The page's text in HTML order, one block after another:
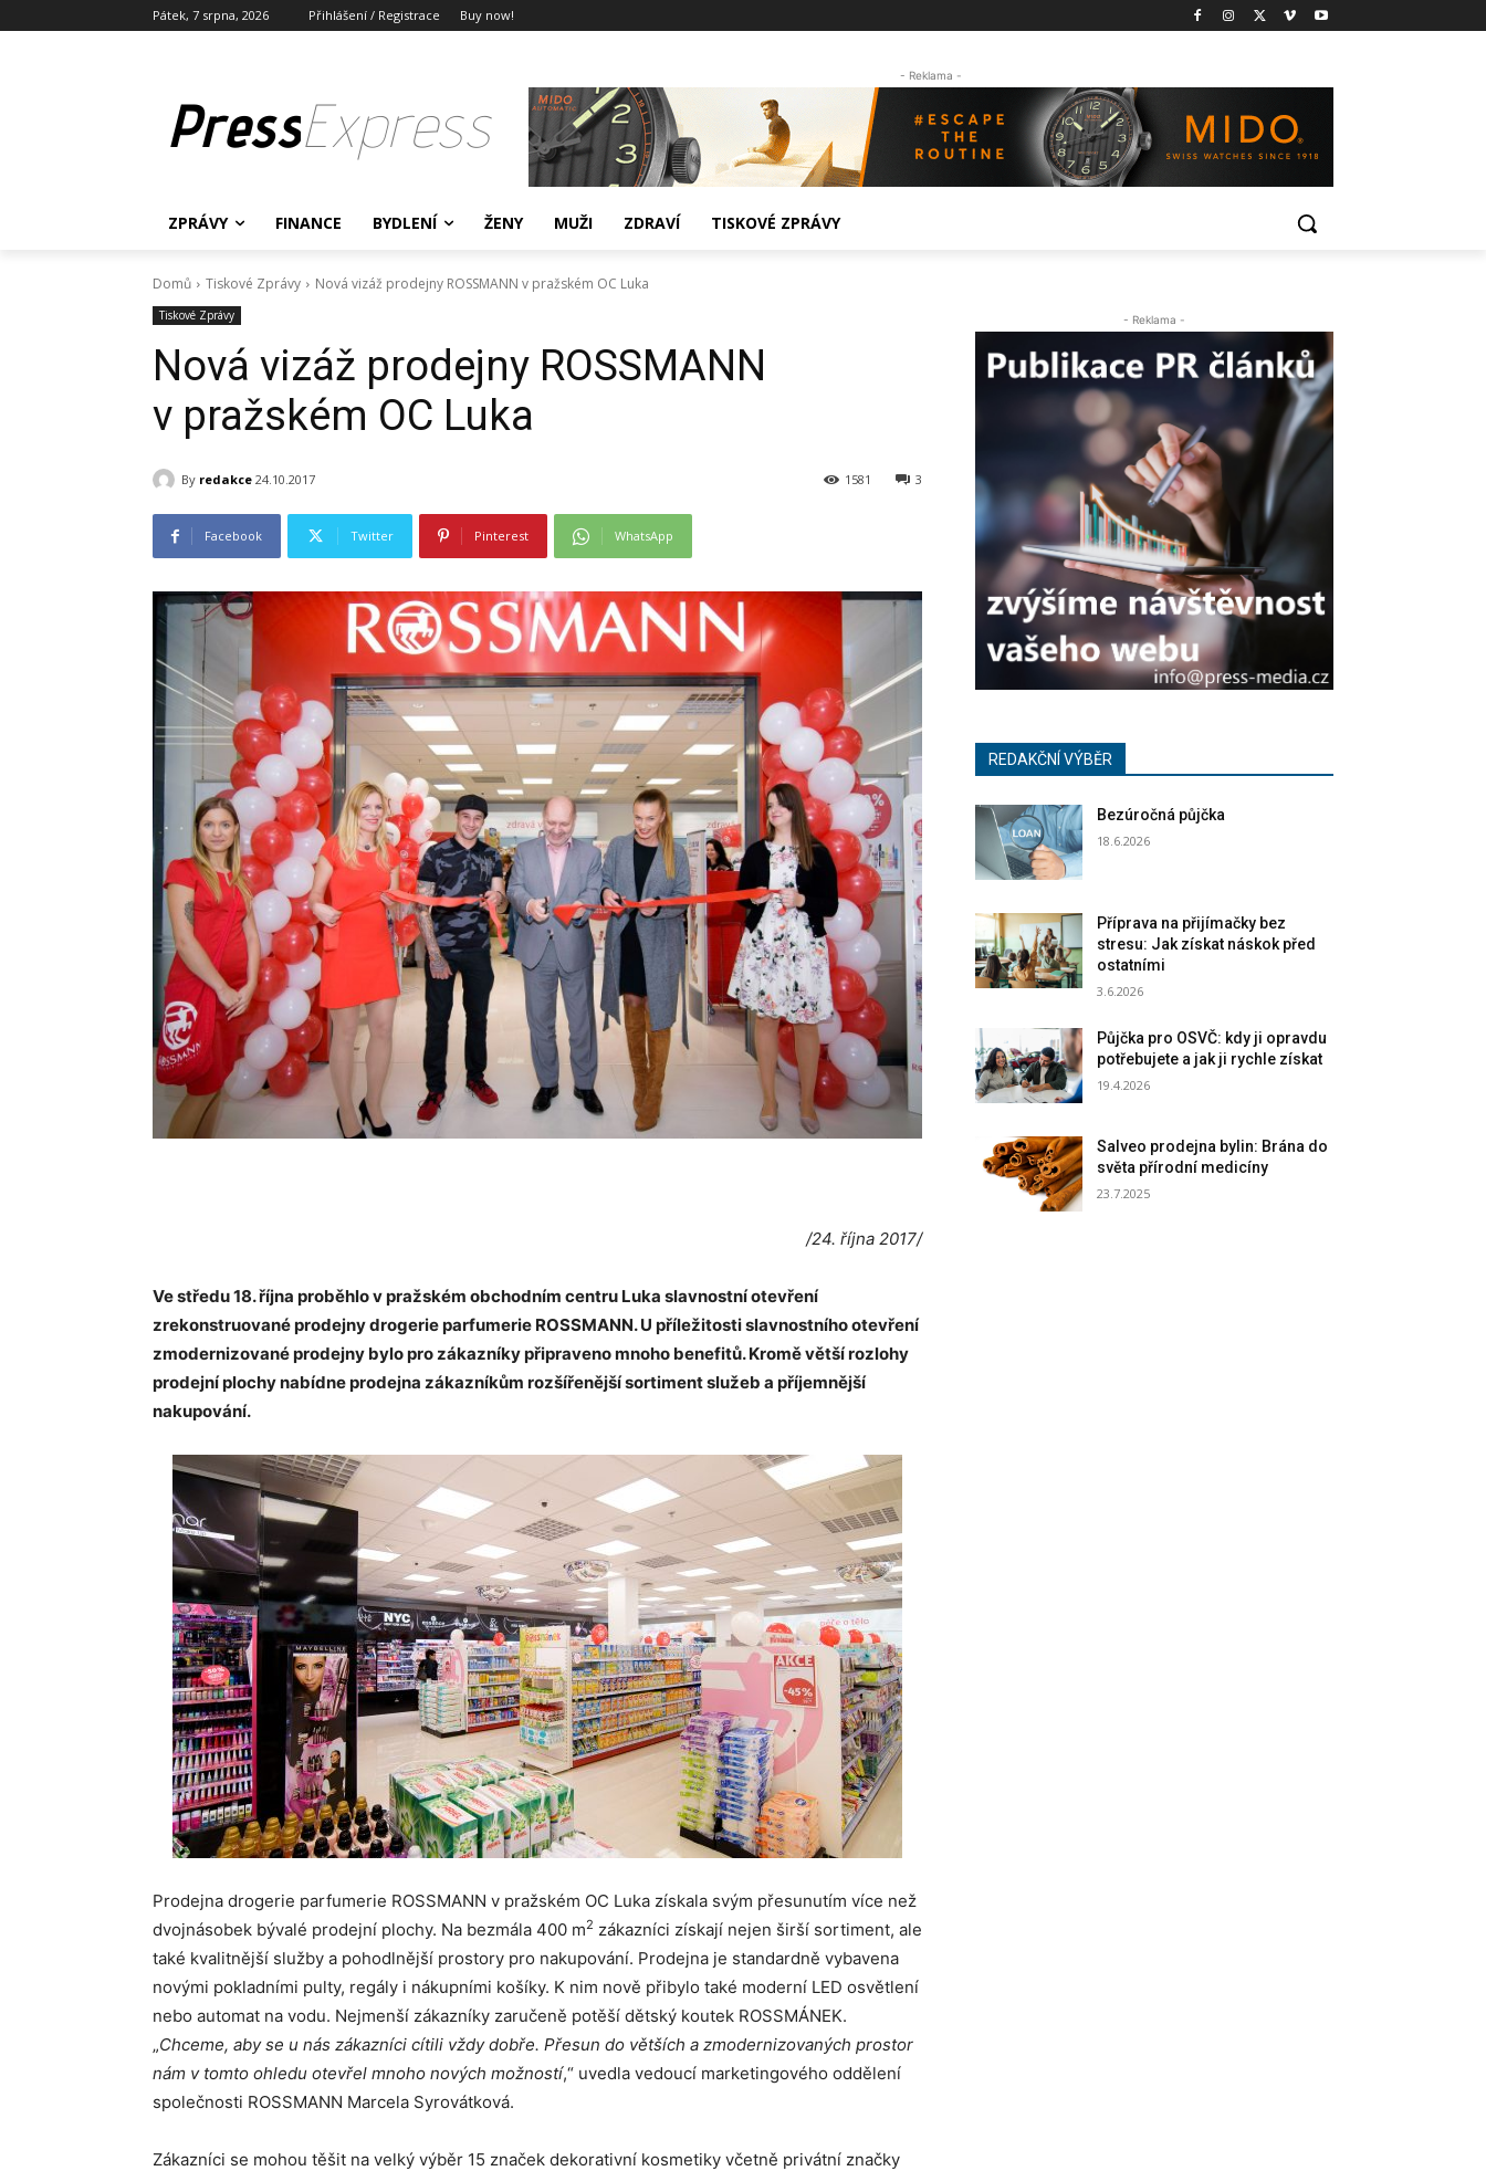
Pátek, 7 srpna, 2026 Přihlášení / Registrace Buy now!
PressExpress
- Reklama -
ZPRÁVY FINANCE BYDLENÍ ŽENY MUŽI ZDRAVÍ TISKOVÉ ZPRÁVY
Domů Tiskové Zprávy Nová vizáž prodejny ROSSMANN v pražském OC Luka
Tiskové Zprávy
Nová vizáž prodejny ROSSMANN
v pražském OC Luka
By redakce 24.10.2017 3
1581
Facebook Twitter Pinterest WhatsApp
/24. října 2017/
Ve středu 18. října proběhlo v pražském obchodním centru Luka slavnostní otevření
zrekonstruované prodejny drogerie parfumerie ROSSMANN. U příležitosti slavnostního otevření
zmodernizované prodejny bylo pro zákazníky připraveno mnoho benefitů. Kromě větší rozlohy
prodejní plochy nabídne prodejna zákazníkům rozšířenější sortiment služeb a příjemnější
nakupování.
Prodejna drogerie parfumerie ROSSMANN v pražském OC Luka získala svým přesunutím více než
dvojnásobek bývalé prodejní plochy. Na bezmála 400 m2 zákazníci získají nejen širší sortiment, ale
také kvalitnější služby a pohodlnější prostory pro nakupování. Prodejna je standardně vybavena
novými pokladními pulty, regály i nákupními košíky. K nim nově přibylo také moderní LED osvětlení
nebo automat na vodu. Nejmenší zákazníky zaručeně potěší dětský koutek ROSSMÁNEK.
„Chceme, aby se u nás zákazníci cítili vždy dobře. Přesun do větších a zmodernizovaných prostor
nám v tomto ohledu otevřel mnoho nových možností,“ uvedla vedoucí marketingového oddělení
společnosti ROSSMANN Marcela Syrovátková.
Zákazníci se mohou těšit na velký výběr 15 značek dekorativní kosmetiky včetně privátní značky
- Reklama -
REDAKČNÍ VÝBĚR
Bezúročná půjčka
18.6.2026
Příprava na přijímačky bez
stresu: Jak získat náskok před
ostatními
3.6.2026
Půjčka pro OSVČ: kdy ji opravdu
potřebujete a jak ji rychle získat
19.4.2026
Salveo prodejna bylin: Brána do
světa přírodní medicíny
23.7.2025